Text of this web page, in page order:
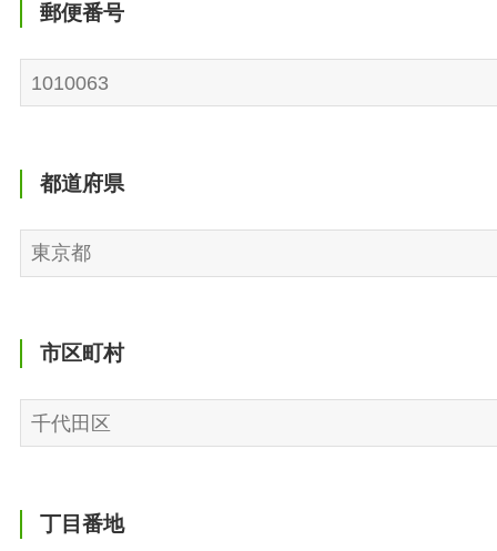
郵便番号
都道府県
市区町村
丁目番地